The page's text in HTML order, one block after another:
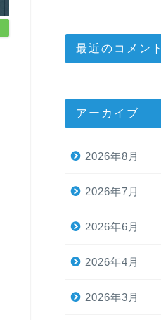
最近のコメント
アーカイブ
2026年8月
2026年7月
2026年6月
2026年4月
2026年3月